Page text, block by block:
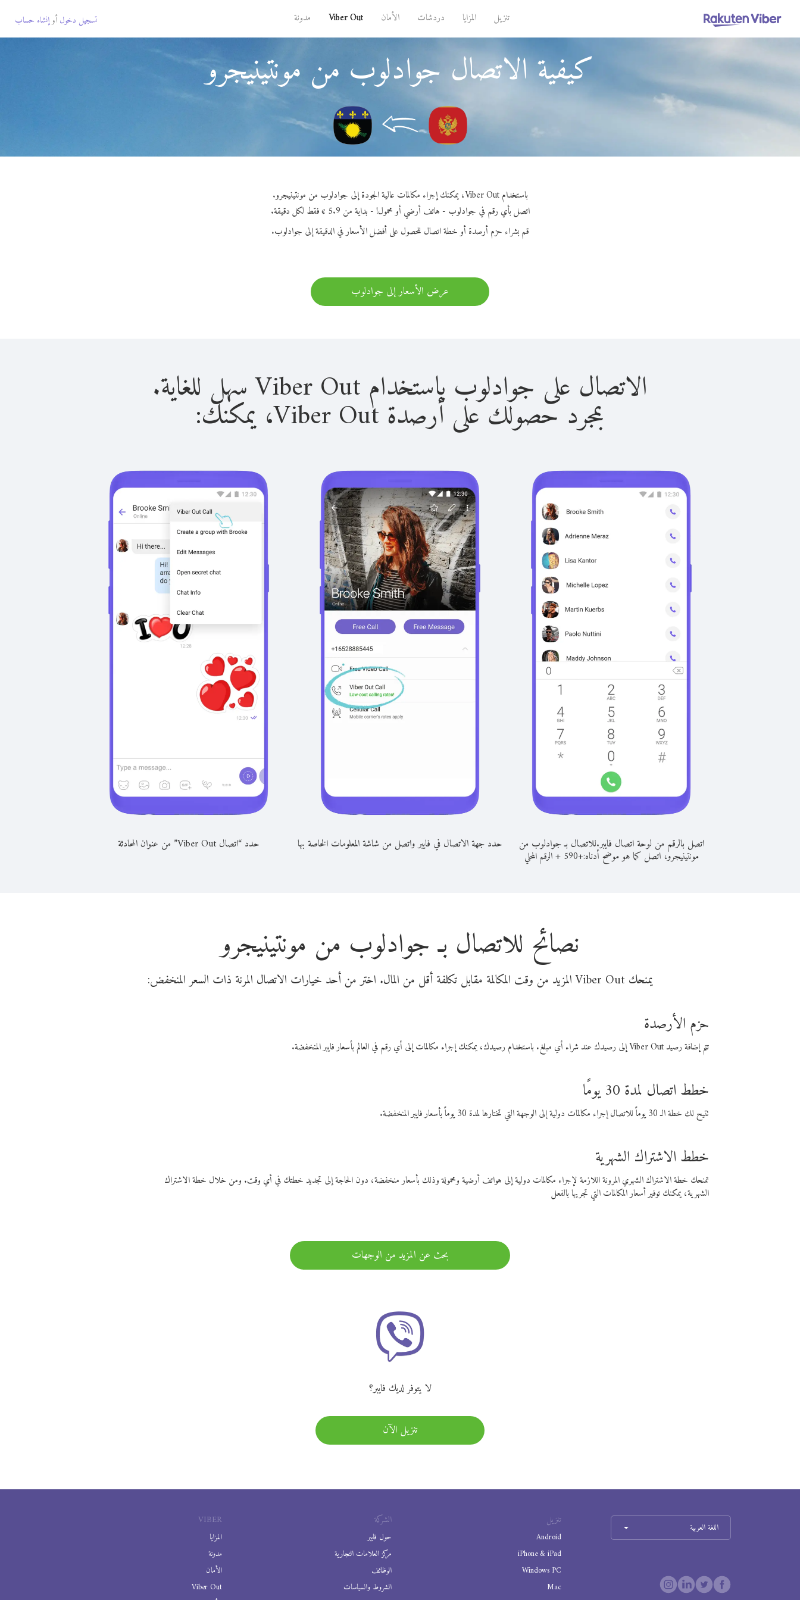
تنزيل المزايا دردشات الأمان Viber Out مدونة تسجيل دخول أوإنشاء حساب
كيفية الاتصال جوادلوب من مونتينيجرو
باستخدام Viber Out، يمكنك إجراء مكالمات عالية الجودة إلى جوادلوب من مونتينيجرو.
اتصل بأي رقم في جوادلوب - هاتف أرضي أو محمول! - بداية من 5.9 ¢ فقط لكل دقيقة.
قم بشراء حزم أرصدة أو خطة اتصال للحصول على أفضل الأسعار في الدقيقة إلى جوادلوب.
عرض الأسعار إلى جوادلوب
الاتصال على جوادلوب باستخدام Viber Out سهل للغاية.
بمجرد حصولك على أرصدة Viber Out، يمكنك:
اتصل بالرقم من لوحة اتصال فايبر.للاتصال بـ جوادلوب من
مونتينيجرو، اتصل كما هو موضح أدناه:+
590
+الرقم المحلي
حدد جهة الاتصال في فايبر واتصل من شاشة المعلومات الخاصة بها حدد “اتصال Viber Out” من عنوان المحادثة
نصائح للاتصال بـ جوادلوب من مونتينيجرو
يمنحك Viber Out المزيد من وقت المكالمة مقابل تكلفة أقل من المال. اختر من أحد خيارات الاتصال المرنة ذات السعر المنخفض:
حزم الأرصدة
تتم إضافة رصيد Viber Out إلى رصيدك عند شراء أي مبلغ. باستخدام رصيدك، يمكنك إجراء مكالمات إلى أي رقم في العالم بأسعار فايبر المنخفضة.
خطط اتصال لمدة 30 يومًا
تتيح لك خطة الـ 30 يوماً للاتصال إجراء مكالمات دولية إلى الوجهة التي تختارها لمدة 30 يوماً بأسعار فايبر المنخفضة.
خطط الاشتراك الشهرية
تمنحك خطة الاشتراك الشهري المرونة اللازمة لإجراء مكالمات دولية إلى هواتف أرضية ومحمولة وذلك بأسعار منخفضة، دون الحاجة إلى تجديد خطتك في أي وقت. ومن خلال خطة الاشتراك
الشهرية، يمكنك توفير أسعار المكالمات التي تجريها بالفعل
بحث عن المزيد من الوجهات
لا يتوفر لديك فايبر؟
تنزيل الآن
VIBER
المزايا
مدونة
الأمان
Viber Out
الشركة
حول فايبر
مركز العلامات التجارية
الوظائف
الشروط والسياسات
تنزيل
Android
iPhone & iPad
Windows PC
Mac
اللغة العربية